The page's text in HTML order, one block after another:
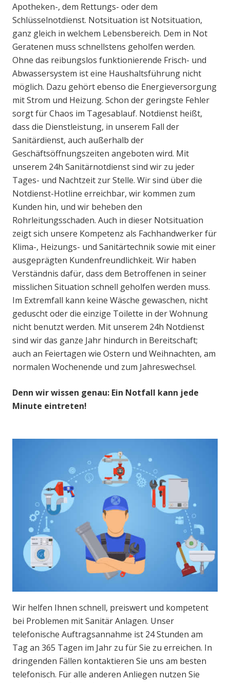
Apotheken-, dem Rettungs- oder dem
Schlüsselnotdienst. Notsituation ist Notsituation,
ganz gleich in welchem Lebensbereich. Dem in Not
Geratenen muss schnellstens geholfen werden.
Ohne das reibungslos funktionierende Frisch- und
Abwassersystem ist eine Haushaltsführung nicht
möglich. Dazu gehört ebenso die Energieversorgung
mit Strom und Heizung. Schon der geringste Fehler
sorgt für Chaos im Tagesablauf. Notdienst heißt,
dass die Dienstleistung, in unserem Fall der
Sanitärdienst, auch außerhalb der
Geschäftsöffnungszeiten angeboten wird. Mit
unserem 24h Sanitärnotdienst sind wir zu jeder
Tages- und Nachtzeit zur Stelle. Wir sind über die
Notdienst-Hotline erreichbar, wir kommen zum
Kunden hin, und wir beheben den
Rohrleitungsschaden. Auch in dieser Notsituation
zeigt sich unsere Kompetenz als Fachhandwerker für
Klima-, Heizungs- und Sanitärtechnik sowie mit einer
ausgeprägten Kundenfreundlichkeit. Wir haben
Verständnis dafür, dass dem Betroffenen in seiner
misslichen Situation schnell geholfen werden muss.
Im Extremfall kann keine Wäsche gewaschen, nicht
geduscht oder die einzige Toilette in der Wohnung
nicht benutzt werden. Mit unserem 24h Notdienst
sind wir das ganze Jahr hindurch in Bereitschaft;
auch an Feiertagen wie Ostern und Weihnachten, am
normalen Wochenende und zum Jahreswechsel.
Denn wir wissen genau: Ein Notfall kann jede
Minute eintreten!
Wir helfen Ihnen schnell, preiswert und kompetent
bei Problemen mit Sanitär Anlagen. Unser
telefonische Auftragsannahme ist 24 Stunden am
Tag an 365 Tagen im Jahr zu für Sie zu erreichen. In
dringenden Fällen kontaktieren Sie uns am besten
telefonisch. Für alle anderen Anliegen nutzen Sie